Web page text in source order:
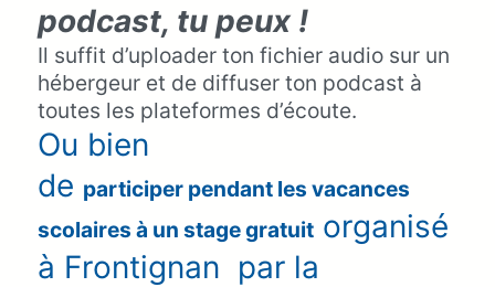
podcast, tu peux !
Il suffit d’uploader ton fichier audio sur un
hébergeur et de diffuser ton podcast à
toutes les plateformes d’écoute.
Ou bien
de participer pendant les vacances
scolaires à un stage gratuit organisé
à Frontignan par la